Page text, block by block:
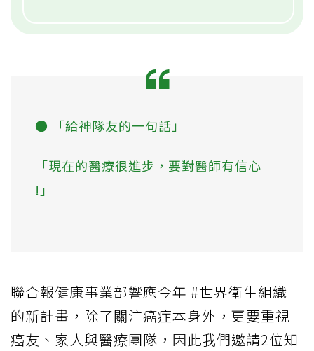
● 「給神隊友的一句話」
「現在的醫療很進步，要對醫師有信心
!」
聯合報健康事業部響應今年 #世界衛生組織
的新計畫，除了關注癌症本身外，更要重視
癌友、家人與醫療團隊，因此我們邀請2位知